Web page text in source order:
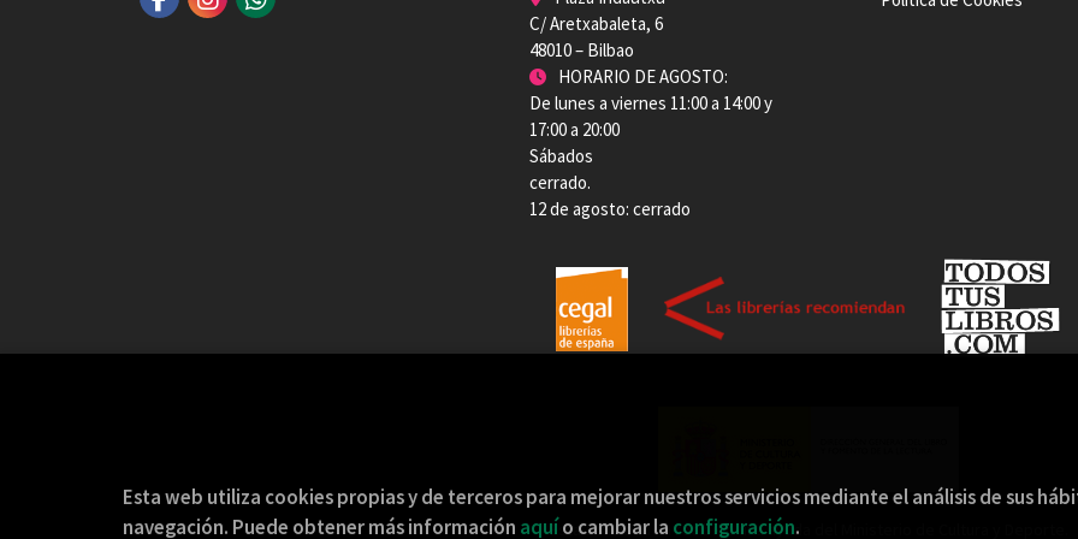
C/ Aretxabaleta, 6
48010 – Bilbao
HORARIO DE AGOSTO:
De lunes a viernes 11:00 a 14:00 y
17:00 a 20:00
Sábados
cerrado.
12 de agosto: cerrado
Esta actividad ha recibido una ayuda del Ministerio de Cultura y Deporte.
Esta web utiliza cookies propias y de terceros para mejorar nuestros servicios mediante el análisis de sus
navegación. Puede obtener más información aquío cambiar la configuración.